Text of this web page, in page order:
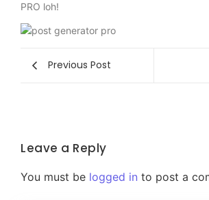
PRO loh!
Previous Post
Leave a Reply
You must be logged in to post a